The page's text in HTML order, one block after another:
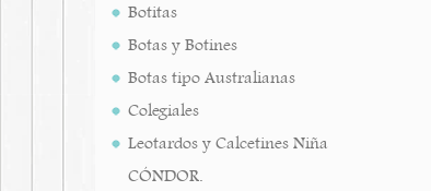
Botitas
Botas y Botines
Botas tipo Australianas
Colegiales
Leotardos y Calcetines Niña
CÓNDOR.